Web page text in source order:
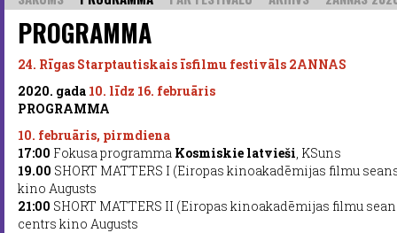
PROGRAMMA
24. Rīgas Starptautiskais īsfilmu festivāls 2ANNAS
2020. gada 10. līdz 16. februāris
PROGRAMMA
10. februāris, pirmdiena
17:00 Fokusa programma Kosmiskie latvieši, KSuns
19.00 SHORT MATTERS I (Eiropas kinoakadēmijas filmu
kino Augusts
21:00 SHORT MATTERS II (Eiropas kinoakadēmijas filmu
centrs kino Augusts